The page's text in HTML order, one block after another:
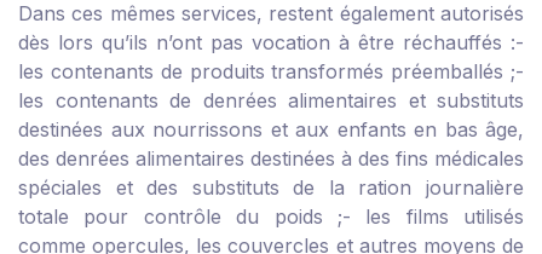
Dans ces mêmes services, restent également autorisés
dès lors qu’ils n’ont pas vocation à être réchauffés :-
les contenants de produits transformés préemballés ;-
les contenants de denrées alimentaires et substituts
destinées aux nourrissons et aux enfants en bas âge,
des denrées alimentaires destinées à des fins médicales
spéciales et des substituts de la ration journalière
totale pour contrôle du poids ;- les films utilisés
comme opercules, les couvercles et autres moyens de